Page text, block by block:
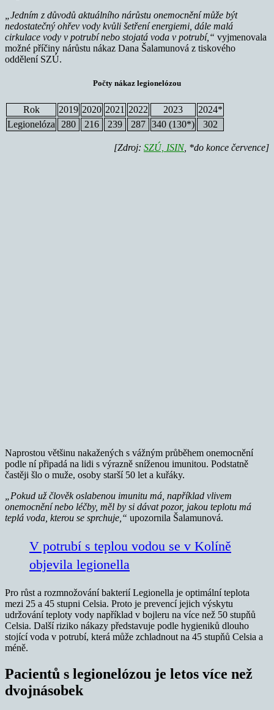
„Jedním z důvodů aktuálního nárůstu onemocnění může být
nedostatečný ohřev vody kvůli šetření energiemi, dále malá
cirkulace vody v potrubí nebo stojatá voda v potrubí,“ vyjmenovala
možné příčiny nárůstu nákaz Dana Šalamunová z tiskového
oddělení SZÚ.
Počty nákaz legionelózou
Rok 2019 2020 2021 2022 2023
2024*
Legionelóza
280 216 239 287 340 (130*) 302
[Zdroj: SZÚ, ISIN, *do konce července]
Naprostou většinu nakažených s vážným průběhem onemocnění
podle ní připadá na lidi s výrazně sníženou imunitou. Podstatně
častěji šlo o muže, osoby starší 50 let a kuřáky.
„Pokud už člověk oslabenou imunitu má, například vlivem
onemocnění nebo léčby, měl by si dávat pozor, jakou teplotu má
teplá voda, kterou se sprchuje,“ upozornila Šalamunová.
V potrubí s teplou vodou se v Kolíně
objevila legionella
Pro růst a rozmnožování bakterií Legionella je optimální teplota
mezi 25 a 45 stupni Celsia. Proto je prevencí jejich výskytu
udržování teploty vody například v bojleru na více než 50 stupňů
Celsia. Další riziko nákazy představuje podle hygieniků dlouho
stojící voda v potrubí, která může zchladnout na 45 stupňů Celsia a
méně.
Pacientů s legionelózou je letos více než
dvojnásobek